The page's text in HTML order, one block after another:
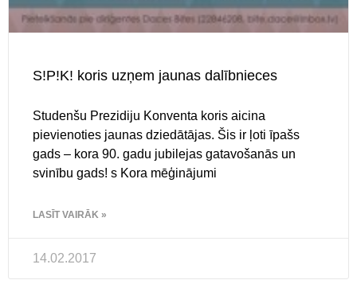
S!P!K! koris uzņem jaunas dalībnieces
Studenšu Prezidiju Konventa koris aicina
pievienoties jaunas dziedātājas. Šis ir ļoti īpašs
gads – kora 90. gadu jubilejas gatavošanās un
svinību gads! s Kora mēģinājumi
LASĪT VAIRĀK »
14.02.2017